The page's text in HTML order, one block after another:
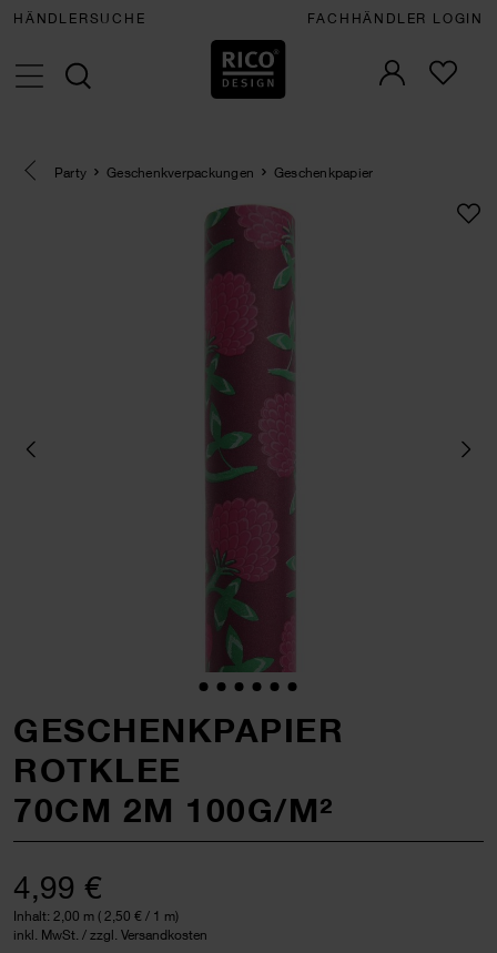
HÄNDLERSUCHE FACHHÄNDLER LOGIN
Eine Kategorie zurück navigieren
Party Geschenkverpackungen Geschenkpapier
GESCHENKPAPIER
ROTKLEE
70CM 2M 100G/M²
4,99 €
Inhalt: 2,00 m ( 2,50 € / 1 m)
inkl. MwSt. / zzgl. Versandkosten